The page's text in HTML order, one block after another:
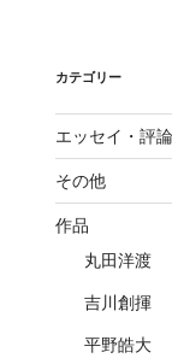
カテゴリー
エッセイ・評論
その他
作品
丸田洋渡
吉川創揮
平野皓大